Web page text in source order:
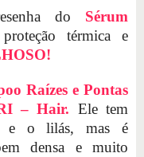
do Sérum
térmica e
Raízes e Pontas
– Hair. Ele tem
e o lilás, mas é
densa e muito